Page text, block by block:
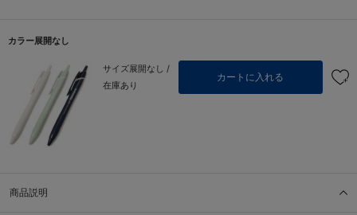
カラー展開なし
サイズ展開なし /
在庫あり
カートに入れる
商品説明